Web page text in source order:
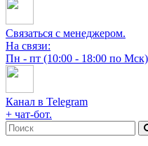
Связаться с менеджером.
На связи:
Пн - пт (10:00 - 18:00 по Мск)
Канал в Telegram
+ чат-бот.